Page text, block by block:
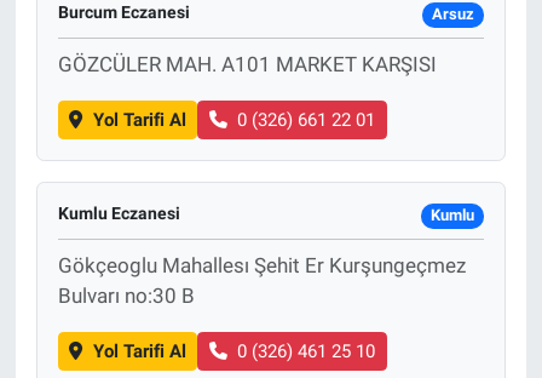
Burcum Eczanesi Arsuz
GÖZCÜLER MAH. A101 MARKET KARŞISI
Yol Tarifi Al 0 (326) 661 22 01
Kumlu Eczanesi Kumlu
Gökçeoglu Mahallesı Şehit Er Kurşungeçmez
Bulvarı no:30 B
Yol Tarifi Al 0 (326) 461 25 10